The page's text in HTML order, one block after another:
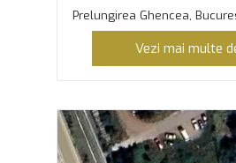
Prelungirea Ghencea,
Vezi mai multe